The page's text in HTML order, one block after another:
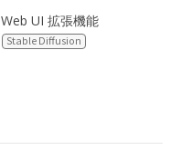
Web UI 拡張機能
Stable Diffusion